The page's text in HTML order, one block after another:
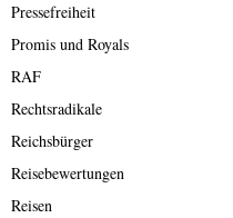
Pressefreiheit
Promis und Royals
RAF
Rechtsradikale
Reichsbürger
Reisebewertungen
Reisen